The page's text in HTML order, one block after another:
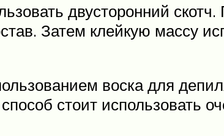
двусторонний
Затем клейкую массу
воска для
стоит использовать